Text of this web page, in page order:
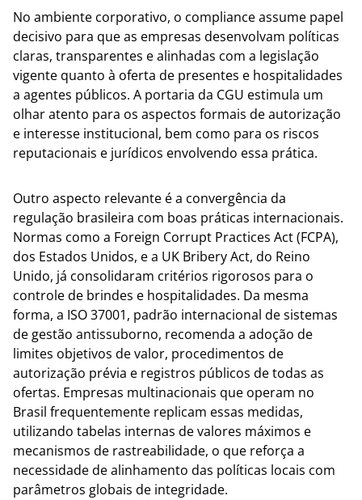
No ambiente corporativo, o compliance assume papel
decisivo para que as empresas desenvolvam políticas
claras, transparentes e alinhadas com a legislação
vigente quanto à oferta de presentes e hospitalidades
a agentes públicos. A portaria da CGU estimula um
olhar atento para os aspectos formais de autorização
e interesse institucional, bem como para os riscos
reputacionais e jurídicos envolvendo essa prática.
Outro aspecto relevante é a convergência da
regulação brasileira com boas práticas internacionais.
Normas como a Foreign Corrupt Practices Act (FCPA),
dos Estados Unidos, e a UK Bribery Act, do Reino
Unido, já consolidaram critérios rigorosos para o
controle de brindes e hospitalidades. Da mesma
forma, a ISO 37001, padrão internacional de sistemas
de gestão antissuborno, recomenda a adoção de
limites objetivos de valor, procedimentos de
autorização prévia e registros públicos de todas as
ofertas. Empresas multinacionais que operam no
Brasil frequentemente replicam essas medidas,
utilizando tabelas internas de valores máximos e
mecanismos de rastreabilidade, o que reforça a
necessidade de alinhamento das políticas locais com
parâmetros globais de integridade.